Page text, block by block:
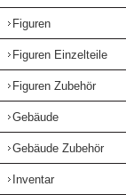
Figuren
Figuren Einzelteile
Figuren Zubehör
Gebäude
Gebäude Zubehör
Inventar